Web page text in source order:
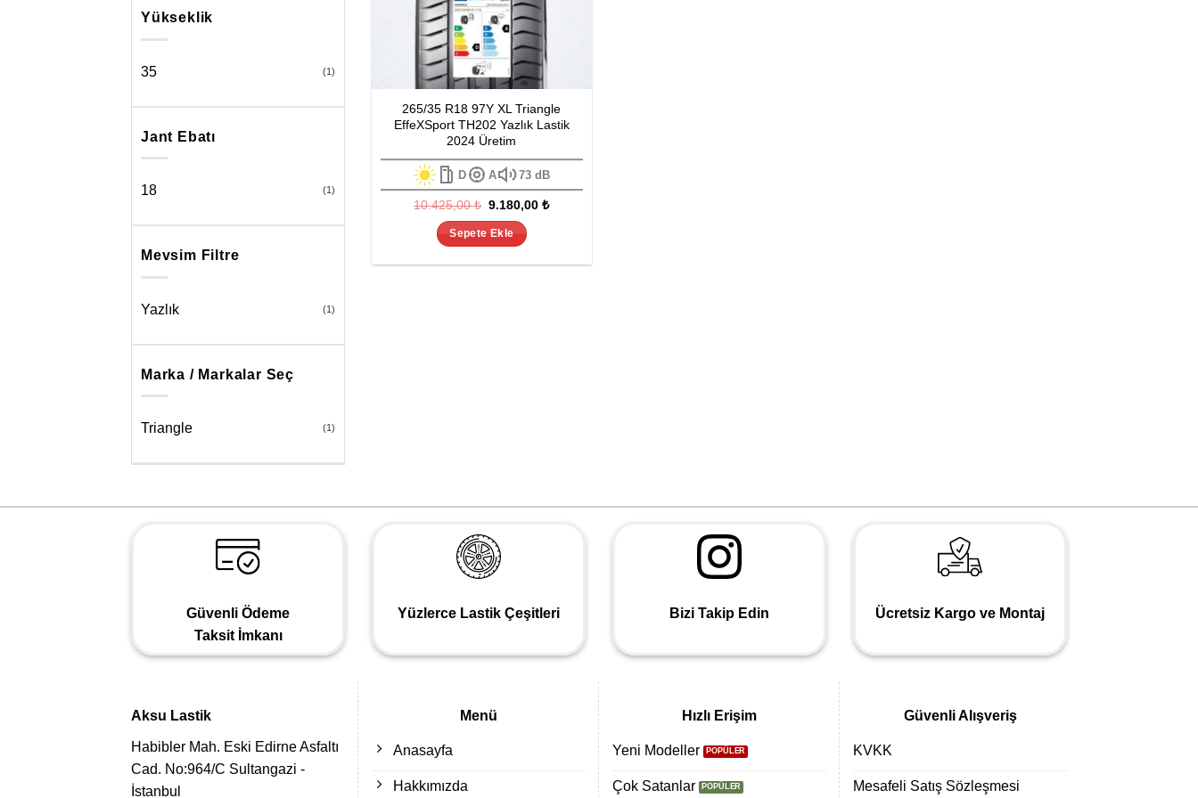
Yükseklik
35 (1)
Jant Ebatı
18 (1)
Mevsim Filtre
Yazlık (1)
Marka / Markalar Seç
Triangle (1)
265/35 R18 97Y XL Triangle
EffeXSport TH202 Yazlık Lastik
2024 Üretim
D A 73 dB
10.425,00₺ Orijinal
10.425,00 ₺.
9.180,00₺Şu
Sepete Ekle
Güvenli Ödeme
Taksit İmkanı
Yüzlerce Lastik Çeşitleri Bizi Takip Edin Ücretsiz Kargo ve Montaj
Aksu Lastik
Habibler Mah. Eski Edirne Asfaltı
Cad. No:964/C Sultangazi -
İstanbul
Menü
Anasayfa
Hakkımızda
Hızlı Erişim
Yeni Modeller
Çok Satanlar
Güvenli Alışveriş
KVKK
Mesafeli Satış Sözleşmesi